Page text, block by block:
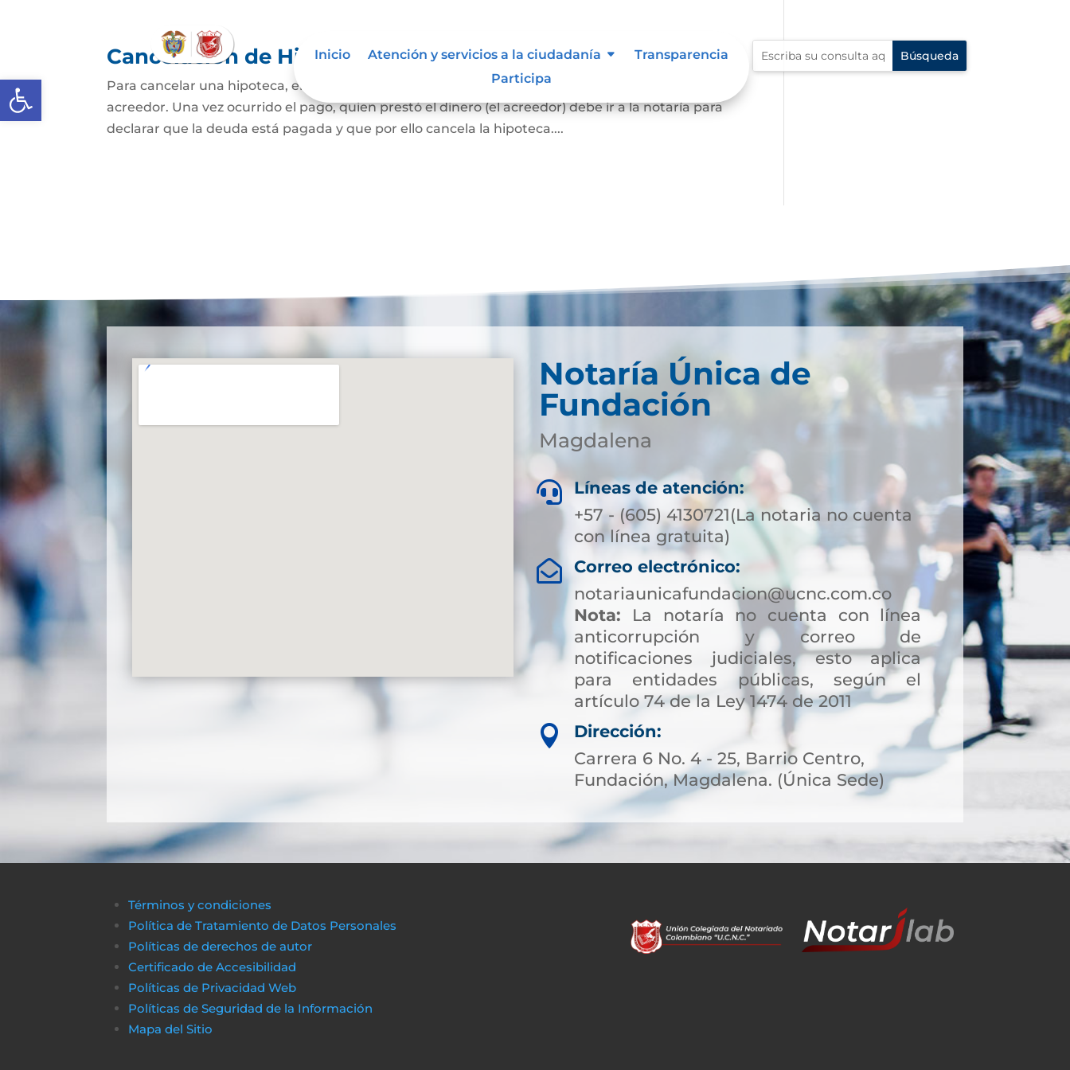
Abrir barra de herramientas
Inicio Atención y servicios a la ciudadanía
Transparencia
Participa
Cancelación de Hipoteca
Para cancelar una hipoteca, el dueño del bien hipotecado debe pagar la totalidad de la deuda al
acreedor. Una vez ocurrido el pago, quien prestó el dinero (el acreedor) debe ir a la notaría para
declarar que la deuda está pagada y que por ello cancela la hipoteca....
Notaría Única de
Fundación
Magdalena
 Líneas de atención:
+57 - (605) 4130721(La notaria no cuenta
con línea gratuita)

Correo electrónico:
notariaunicafundacion@ucnc.com.co
Nota: La notaría no cuenta con línea
anticorrupción y correo de
notificaciones judiciales, esto aplica
para entidades públicas, según el
artículo 74 de la Ley 1474 de 2011

Dirección:
Carrera 6 No. 4 - 25, Barrio Centro,
Fundación, Magdalena. (Única Sede)
Términos y condiciones
Política de Tratamiento de Datos Personales
Políticas de derechos de autor
Certificado de Accesibilidad
Políticas de Privacidad Web
Políticas de Seguridad de la Información
Mapa del Sitio